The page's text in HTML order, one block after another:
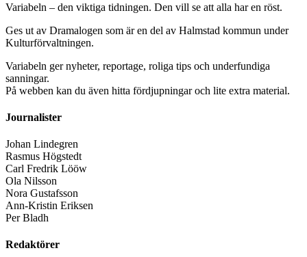
Variabeln – den viktiga tidningen. Den vill se att alla har en röst.
Ges ut av Dramalogen som är en del av Halmstad kommun under
Kulturförvaltningen.
Variabeln ger nyheter, reportage, roliga tips och underfundiga
sanningar.
På webben kan du även hitta fördjupningar och lite extra material.
Journalister
Johan Lindegren
Rasmus Högstedt
Carl Fredrik Lööw
Ola Nilsson
Nora Gustafsson
Ann-Kristin Eriksen
Per Bladh
Redaktörer